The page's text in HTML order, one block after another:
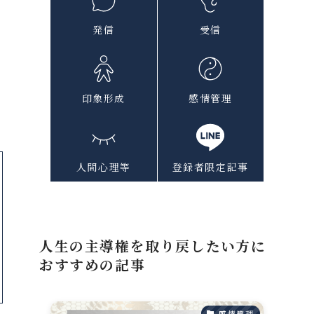
発信 受信
印象形成 感情管理
人間心理等 登録者限定記事
人生の主導権を取り戻したい方に
おすすめの記事